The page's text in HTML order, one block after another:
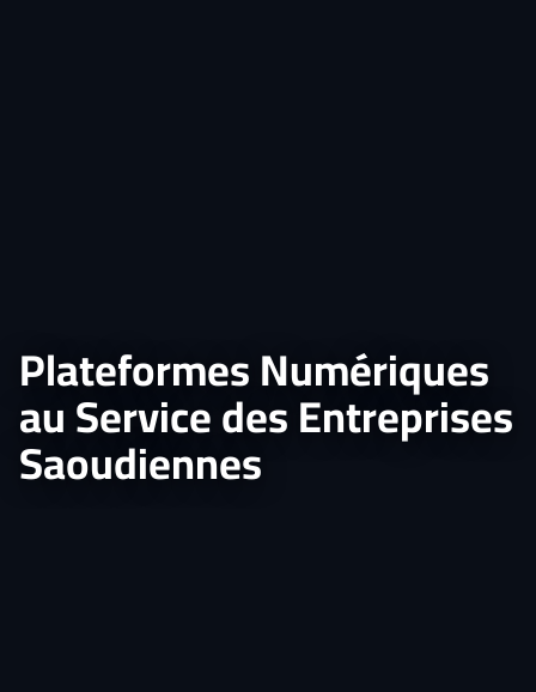
Plateformes Numériques
au Service des Entreprises
Saoudiennes